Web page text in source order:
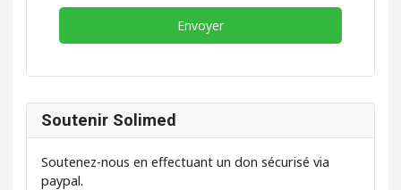
Envoyer
Soutenir Solimed
Soutenez-nous en effectuant un don sécurisé via
paypal.